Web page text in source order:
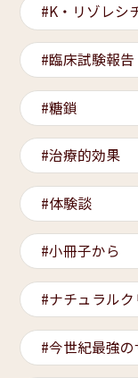
K・リゾレシ
臨床試験報告
糖鎖
治療的効果
体験談
小冊子から
ナチュラル
今世紀最強の